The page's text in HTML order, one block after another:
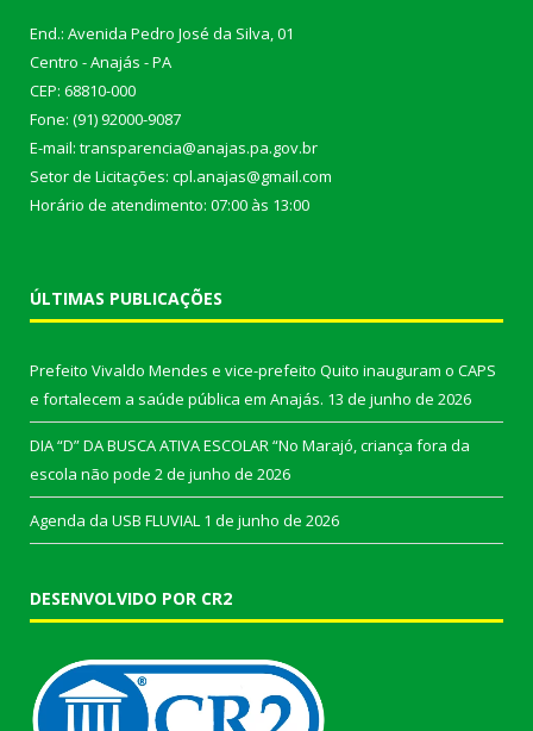
End.: Avenida Pedro José da Silva, 01
Centro - Anajás - PA
CEP: 68810-000
Fone: (91) 92000-9087
E-mail: transparencia@anajas.pa.gov.br
Setor de Licitações: cpl.anajas@gmail.com
Horário de atendimento: 07:00 às 13:00
ÚLTIMAS PUBLICAÇÕES
Prefeito Vivaldo Mendes e vice-prefeito Quito inauguram o CAPS
e fortalecem a saúde pública em Anajás. 13 de junho de 2026
DIA “D” DA BUSCA ATIVA ESCOLAR “No Marajó, criança fora da
escola não pode 2 de junho de 2026
Agenda da USB FLUVIAL 1 de junho de 2026
DESENVOLVIDO POR CR2